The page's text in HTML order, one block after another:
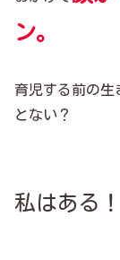
ン。
育児する前の生
とない？
私はある！